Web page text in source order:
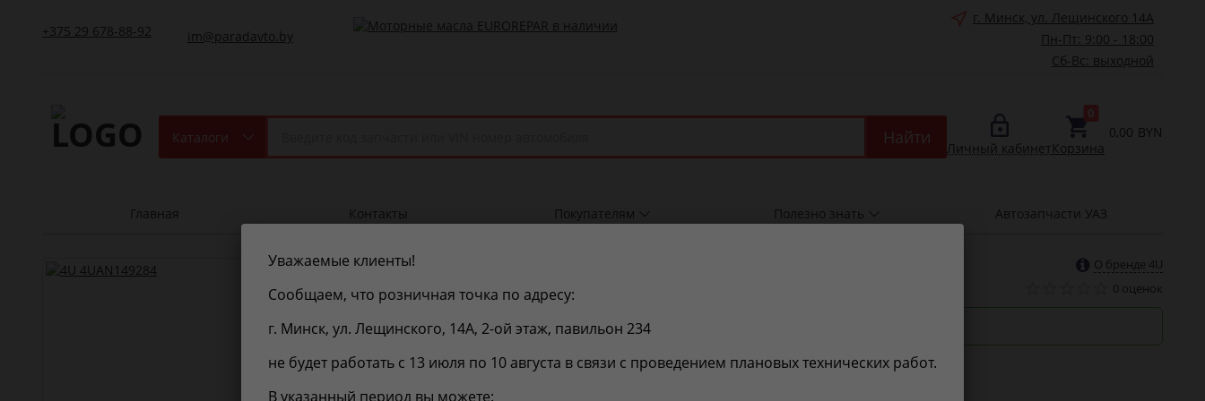
+375 29 678-88-92 im@paradavto.by
г. Минск, ул. Лещинского 14А
Пн-Пт: 9:00 - 18:00
Сб-Вс: выходной
Каталоги Найти
Личный кабинет Корзина
0
0,00 BYN
Главная Контакты Покупателям Полезно знать Автозапчасти УАЗ
О бренде 4U
0 оценок
4U 4UAN149284
СВЕЧА НАКАЛИВАНИЯ
Уважаемые клиенты!
Сообщаем, что розничная точка по адресу:
г. Минск, ул. Лещинского, 14А, 2-ой этаж, павильон 234
не будет работать с 13 июля по 10 августа в связи с проведением плановых технических работ.
В указанный период вы можете: